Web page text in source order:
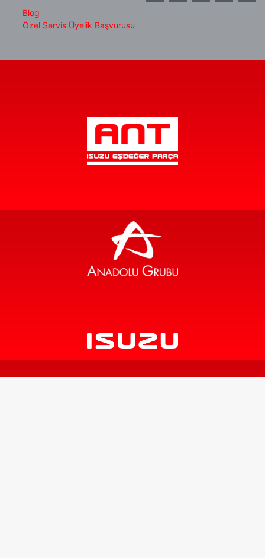
Blog
Özel Servis Üyelik Başvurusu